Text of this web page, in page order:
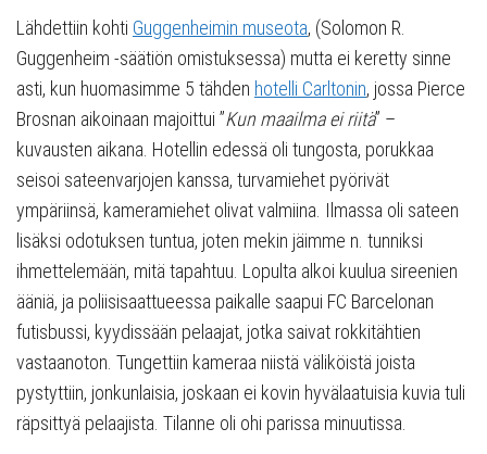
Lähdettiin kohti Guggenheimin museota, (Solomon R.
Guggenheim -säätiön omistuksessa) mutta ei keretty sinne
asti, kun huomasimme 5 tähden hotelli Carltonin, jossa Pierce
Brosnan aikoinaan majoittui ”Kun maailma ei riitä” –
kuvausten aikana. Hotellin edessä oli tungosta, porukkaa
seisoi sateenvarjojen kanssa, turvamiehet pyörivät
ympäriinsä, kameramiehet olivat valmiina. Ilmassa oli sateen
lisäksi odotuksen tuntua, joten mekin jäimme n. tunniksi
ihmettelemään, mitä tapahtuu. Lopulta alkoi kuulua sireenien
ääniä, ja poliisisaattueessa paikalle saapui FC Barcelonan
futisbussi, kyydissään pelaajat, jotka saivat rokkitähtien
vastaanoton. Tungettiin kameraa niistä väliköistä joista
pystyttiin, jonkunlaisia, joskaan ei kovin hyvälaatuisia kuvia tuli
räpsittyä pelaajista. Tilanne oli ohi parissa minuutissa.